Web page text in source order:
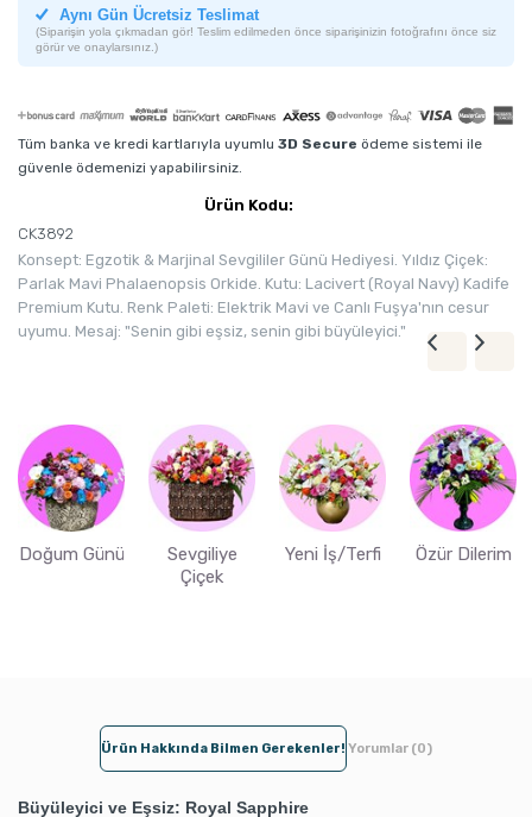
Aynı Gün Ücretsiz Teslimat
(Siparişin yola çıkmadan gör! Teslim edilmeden önce siparişinizin fotoğrafını önce siz
görür ve onaylarsınız.)
Tüm banka ve kredi kartlarıyla uyumlu 3D Secure ödeme sistemi ile
güvenle ödemenizi yapabilirsiniz.
Ürün Kodu:
CK3892
Konsept: Egzotik & Marjinal Sevgililer Günü Hediyesi. Yıldız Çiçek:
Parlak Mavi Phalaenopsis Orkide. Kutu: Lacivert (Royal Navy) Kadife
Premium Kutu. Renk Paleti: Elektrik Mavi ve Canlı Fuşya'nın cesur
uyumu. Mesaj: "Senin gibi eşsiz, senin gibi büyüleyici."
Doğum Günü
Sevgiliye
Çiçek
Yeni İş/Terfi Özür Dilerim
Ürün Hakkında Bilmen Gerekenler! Yorumlar (0)
Büyüleyici ve Eşsiz: Royal Sapphire